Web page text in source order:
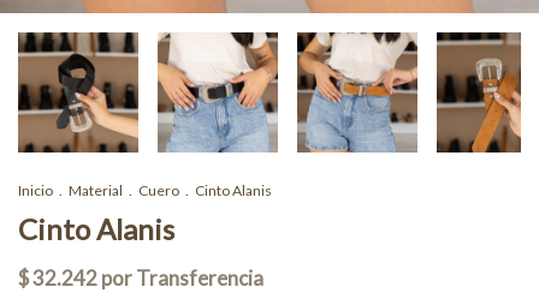
Inicio . Material . Cuero . Cinto Alanis
Cinto Alanis